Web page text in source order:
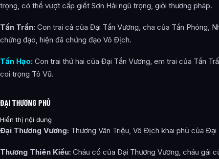
trọng, có thể vượt cấp giết Sơn Hải ngũ trọng, giỏi thương pháp.
Tần Trấn: Con trai cả của Đại Tần Vương, cha của Tần Phóng,
chứng đạo, hiện đã chứng đạo Vô Địch.
Tần Hạo: Con trai thứ hai của Đại Tần Vương, em trai của Tần
coi trọng Tô Vũ.
ĐẠI THƯƠNG PHỦ
Hiển thị nội dung
Đại Thương Vương: Thương Vân Triệu, Vô Địch khai phủ của
Thương Thiên Kiều: Cháu cố của Đại Thương Vương, cháu gái